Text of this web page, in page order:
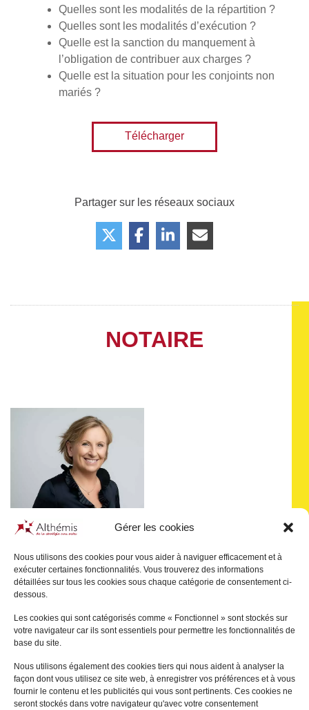
Gérer les cookies
Nous utilisons des cookies pour vous aider à naviguer efficacement et à
exécuter certaines fonctionnalités. Vous trouverez des informations
détaillées sur tous les cookies sous chaque catégorie de consentement ci-
dessous.
Les cookies qui sont catégorisés comme « Fonctionnel » sont stockés sur
votre navigateur car ils sont essentiels pour permettre les fonctionnalités de
base du site.
Nous utilisons également des cookies tiers qui nous aident à analyser la
façon dont vous utilisez ce site web, à enregistrer vos préférences et à vous
fournir le contenu et les publicités qui vous sont pertinents. Ces cookies ne
seront stockés dans votre navigateur qu'avec votre consentement
Quelles sont les modalités de la répartition ?
Quelles sont les modalités d’exécution ?
Quelle est la sanction du manquement à
l’obligation de contribuer aux charges ?
Quelle est la situation pour les conjoints non
mariés ?
Télécharger
Partager sur les réseaux sociaux
NOTAIRE
NathalieVILLENAVE
SAVOIE